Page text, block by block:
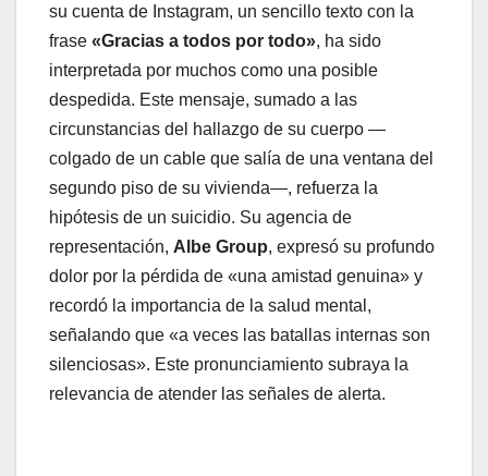
su cuenta de Instagram, un sencillo texto con la
frase «Gracias a todos por todo», ha sido
interpretada por muchos como una posible
despedida. Este mensaje, sumado a las
circunstancias del hallazgo de su cuerpo —
colgado de un cable que salía de una ventana del
segundo piso de su vivienda—, refuerza la
hipótesis de un suicidio. Su agencia de
representación, Albe Group, expresó su profundo
dolor por la pérdida de «una amistad genuina» y
recordó la importancia de la salud mental,
señalando que «a veces las batallas internas son
silenciosas». Este pronunciamiento subraya la
relevancia de atender las señales de alerta.